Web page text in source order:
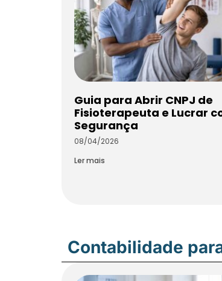
Guia para Abrir CNPJ de
Fisioterapeuta e Lucrar
Segurança
08/04/2026
Ler mais
Contabilidade